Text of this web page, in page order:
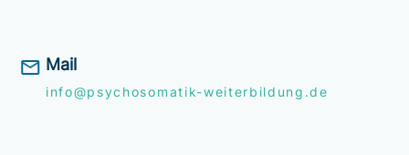
Mail
info@psychosomatik-weiterbildung.de